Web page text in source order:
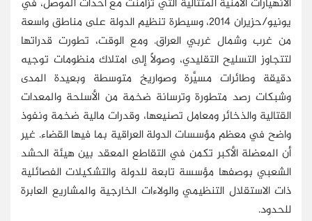
الانهيارات الأمنية المتتالية التي تزامنت مع أحداث الموصل، في
يونيو/حزيران 2014، وسيطرة تنظيم الدولة على مناطق واسعة
من غرب وشمال غربي العراق. ومع الوقت، تطورت قدراتها
لتتجاوز التسليح التقليدي، وصولًا إلى امتلاك منظومات توجيه
دقيقة وطائرات مسيَّرة وصواريخ متوسطة وبعيدة المدى
وشبكات رصد متطورة وترسانة ضخمة من الأسلحة والمعدات
القتالية والذخائر ومعامل تصنيعها، وقدرات مالية ضخمة ونفوذ
واضح في معظم مؤسسات الدولة العراقية بما فيها القضاء. غير
أن المعضلة الأكبر تكمن في التقاطع المعقد بين هيئة الحشد
الشعبي بوصفها مؤسسة تابعة للدولة والتشكيلات الفصائلية
ذات الاستقلال التنظيمي والولاءات الخارجية والمشاريع العابرة
للحدود.